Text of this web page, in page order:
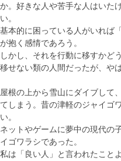
か。好きな人や苦手な人はいた
い。
基本的に困っている人がいれば
が抱く感情であろう。
しかし、それを行動に移すかど
移せない類の人間だったが、や
屋根の上から雪山にダイブして
てしまう。昔の津軽のジャイゴ
い。
ネットやゲームに夢中の現代の
イゴワラシであった。
私は「良い人」と言われたこと